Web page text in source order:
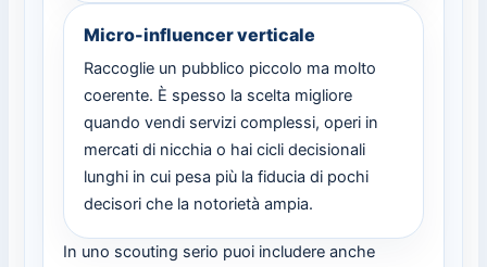
Micro-influencer verticale
Raccoglie un pubblico piccolo ma molto
coerente. È spesso la scelta migliore
quando vendi servizi complessi, operi in
mercati di nicchia o hai cicli decisionali
lunghi in cui pesa più la fiducia di pochi
decisori che la notorietà ampia.
In uno scouting serio puoi includere anche